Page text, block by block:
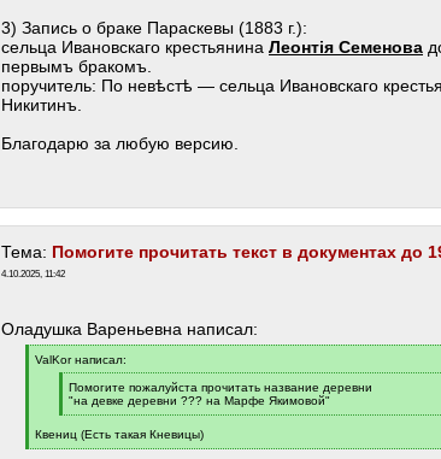
3) Запись о браке Параскевы (1883 г.):
сельца Ивановскаго крестьянина Леонтія Семенова
первымъ бракомъ.
поручитель: По невѣстѣ — сельца Ивановскаго
Никитинъ.
Благодарю за любую версию.
Тема: Помогите прочитать текст в документах до
4.10.2025, 11:42
Оладушка Вареньевна написал:
[ValKor написал:
[
q
]
Помогите пожалуйста прочитать название деревни
"на девке деревни ??? на Марфе Якимовой"
[
q
]
Квениц (Есть такая Кневицы)
[